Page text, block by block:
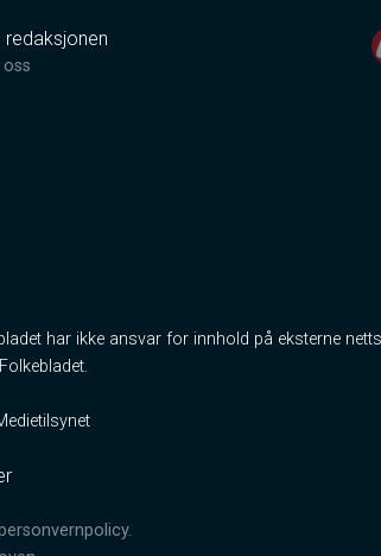
redaksjonen
har ikke ansvar for innhold på eksterne